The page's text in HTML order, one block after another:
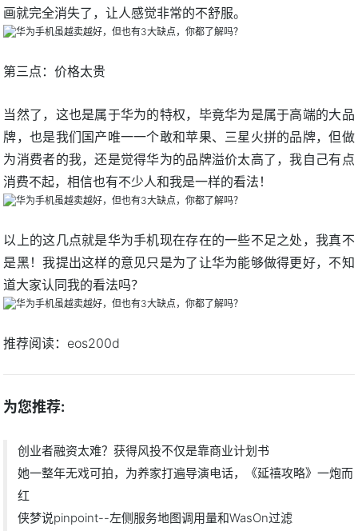
画就完全消失了，让人感觉非常的不舒服。
第三点：价格太贵
当然了，这也是属于华为的特权，毕竟华为是属于高端的大品
牌，也是我们国产唯一一个敢和苹果、三星火拼的品牌，但做
为消费者的我，还是觉得华为的品牌溢价太高了，我自己有点
消费不起，相信也有不少人和我是一样的看法！
以上的这几点就是华为手机现在存在的一些不足之处，我真不
是黑！我提出这样的意见只是为了让华为能够做得更好，不知
道大家认同我的看法吗？
推荐阅读： eos200d
为您推荐:
创业者融资太难？获得风投不仅是靠商业计划书
她一整年无戏可拍，为养家打遍导演电话，《延禧攻略》一炮而
红
侠梦说pinpoint--左侧服务地图调用量和WasOn过滤